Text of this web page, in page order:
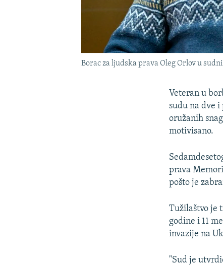
Borac za ljudska prava Oleg Orlov u
Veteran u
sudu na dve
oružanih
motivisano.
prava
pošto je
Tužilaštvo je
godine i 11
invazije na
"Sud je